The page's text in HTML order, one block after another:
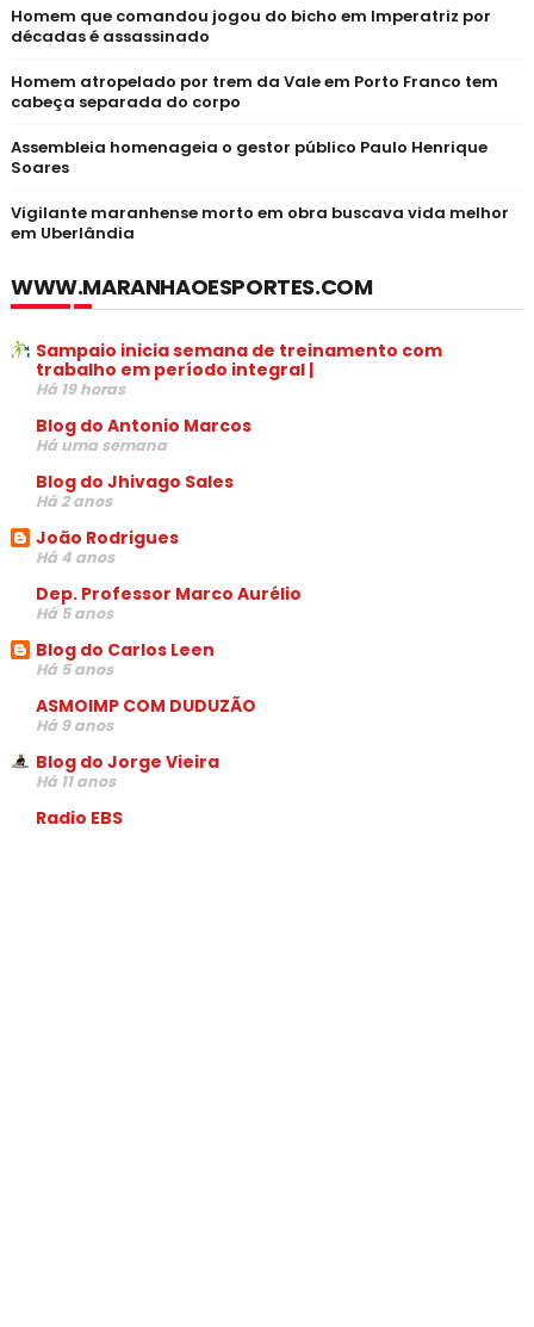
Homem que comandou jogou do bicho em Imperatriz por
décadas é assassinado
Homem atropelado por trem da Vale em Porto Franco tem
cabeça separada do corpo
Assembleia homenageia o gestor público Paulo Henrique
Soares
Vigilante maranhense morto em obra buscava vida melhor
em Uberlândia
WWW.MARANHAOESPORTES.COM
Sampaio inicia semana de treinamento com
trabalho em período integral |
Há 19 horas
Blog do Antonio Marcos
Há uma semana
Blog do Jhivago Sales
Há 2 anos
João Rodrigues
Há 4 anos
Dep. Professor Marco Aurélio
Há 5 anos
Blog do Carlos Leen
Há 5 anos
ASMOIMP COM DUDUZÃO
Há 9 anos
Blog do Jorge Vieira
Há 11 anos
Radio EBS